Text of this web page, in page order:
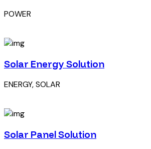
POWER
Solar Energy Solution
ENERGY, SOLAR
Solar Panel Solution